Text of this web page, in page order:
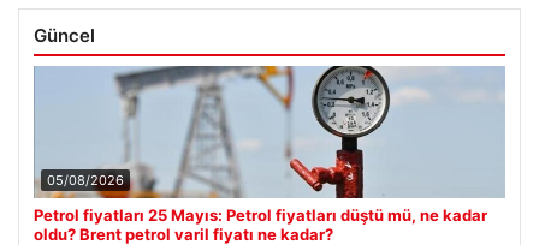
Güncel
05/08/2026
Petrol fiyatları 25 Mayıs: Petrol fiyatları düştü mü, ne kadar
oldu? Brent petrol varil fiyatı ne kadar?